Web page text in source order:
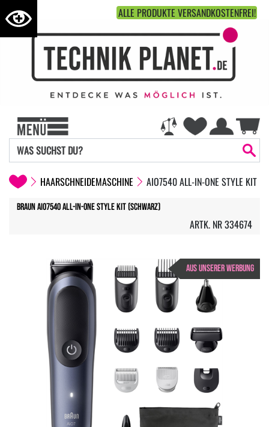
ALLE PRODUKTE VERSANDKOSTENFREI!
HAARSCHNEIDEMASCHINE AIO7540 ALL-IN-ONE STYLE KIT
Braun AIO7540 All-In-One Style Kit (schwarz)
ARTK. NR 334674
AUS UNSERER WERBUNG